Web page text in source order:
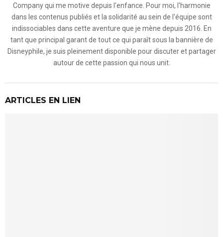
Company qui me motive depuis l'enfance. Pour moi, l'harmonie
dans les contenus publiés et la solidarité au sein de l'équipe sont
indissociables dans cette aventure que je mène depuis 2016. En
tant que principal garant de tout ce qui paraît sous la bannière de
Disneyphile, je suis pleinement disponible pour discuter et partager
autour de cette passion qui nous unit.
ARTICLES EN LIEN